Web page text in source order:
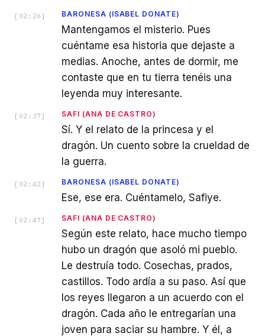
[ 02:26 ] BARONESA (ISABEL DONATE)
Mantengamos el misterio. Pues
cuéntame esa historia que dejaste a
medias. Anoche, antes de dormir, me
contaste que en tu tierra tenéis una
leyenda muy interesante.
[ 02:37 ] SAFI (ANA DE CASTRO)
Sí. Y el relato de la princesa y el
dragón. Un cuento sobre la crueldad de
la guerra.
[ 02:42 ] BARONESA (ISABEL DONATE)
Ese, ese era. Cuéntamelo, Safiye.
[ 02:47 ] SAFI (ANA DE CASTRO)
Según este relato, hace mucho tiempo
hubo un dragón que asoló mi pueblo.
Le destruía todo. Cosechas, prados,
castillos. Todo ardía a su paso. Así que
los reyes llegaron a un acuerdo con el
dragón. Cada año le entregarían una
joven para saciar su hambre. Y él, a